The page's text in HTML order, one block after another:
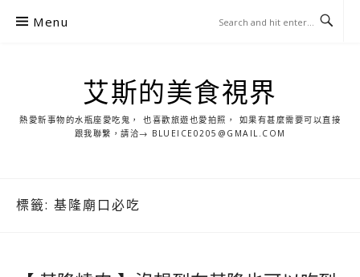
Menu
艾斯的美食視界
熱愛新事物的水瓶座愛吃鬼， 也喜歡旅遊也愛拍照， 如果有甚麼需要可以直接
跟我聯繫，請洽→ BLUEICE0205@GMAIL.COM
標籤: 基隆廟口必吃